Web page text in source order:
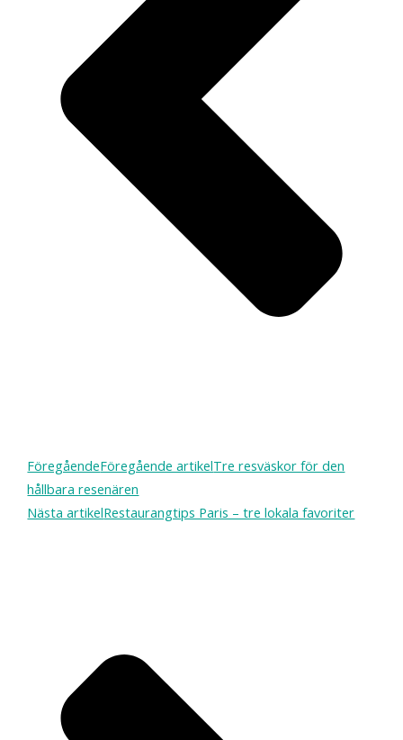
FöregåendeFöregående artikelTre resväskor för den
hållbara resenären
Nästa artikelRestaurangtips Paris – tre lokala favoriter